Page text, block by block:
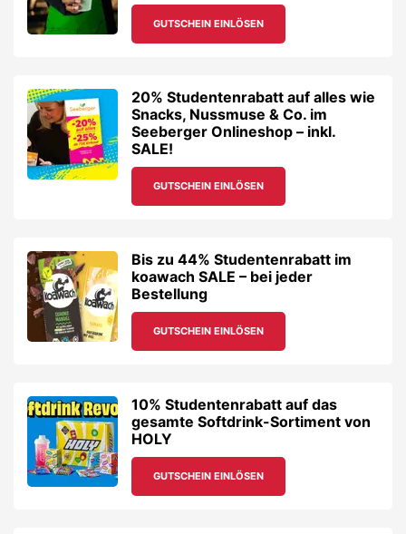
GUTSCHEIN EINLÖSEN
20% Studentenrabatt auf alles wie
Snacks, Nussmuse & Co. im
Seeberger Onlineshop – inkl.
SALE!
GUTSCHEIN EINLÖSEN
Bis zu 44% Studentenrabatt im
koawach SALE – bei jeder
Bestellung
GUTSCHEIN EINLÖSEN
10% Studentenrabatt auf das
gesamte Softdrink-Sortiment von
HOLY
GUTSCHEIN EINLÖSEN